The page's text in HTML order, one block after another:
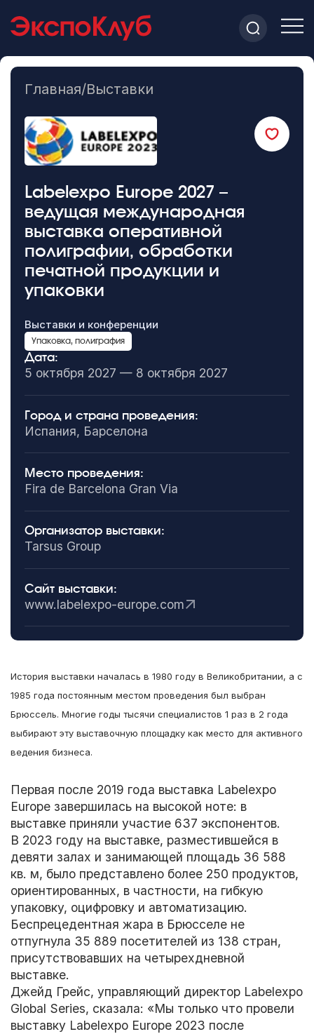
Главная/Выставки
Labelexpo Europe 2027 –
ведущая международная
выставка оперативной
полиграфии, обработки
печатной продукции и
упаковки
Выставки и конференции
Упаковка, полиграфия
Дата:
5 октября 2027 — 8 октября 2027
Город и страна проведения:
Испания, Барселона
Место проведения:
Fira de Barcelona Gran Via
Организатор выставки:
Tarsus Group
Сайт выставки:
www.labelexpo-europe.com
История выставки началась в 1980 году в Великобритании, а с
1985 года постоянным местом проведения был выбран
Брюссель. Многие годы тысячи специалистов 1 раз в 2 года
выбирают эту выставочную площадку как место для активного
ведения бизнеса.
Первая после 2019 года выставка Labelexpo
Europe завершилась на высокой ноте: в
выставке приняли участие 637 экспонентов.
В 2023 году на выставке, разместившейся в
девяти залах и занимающей площадь 36 588
кв. м, было представлено более 250 продуктов,
ориентированных, в частности, на гибкую
упаковку, оцифровку и автоматизацию.
Беспрецедентная жара в Брюсселе не
отпугнула 35 889 посетителей из 138 стран,
присутствовавших на четырехдневной
выставке.
Джейд Грейс, управляющий директор Labelexpo
Global Series, сказала: «Мы только что провели
выставку Labelexpo Europe 2023 после